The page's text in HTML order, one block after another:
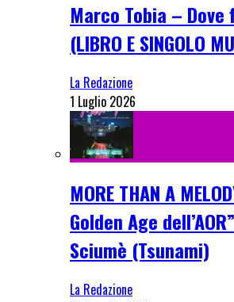
Marco Tobia –
(LIBRO E SINGOLO
La Redazione
1 Luglio 2026
MORE THAN A
Golden Age
Sciumè (Tsunami)
La Redazione